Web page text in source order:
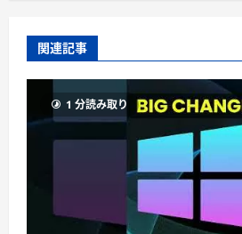
関連記事
1 分読み取り